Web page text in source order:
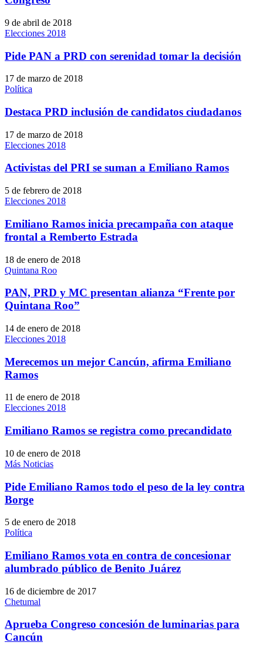
9 de abril de 2018
Elecciones 2018
Pide PAN a PRD con serenidad tomar la decisión
17 de marzo de 2018
Política
Destaca PRD inclusión de candidatos ciudadanos
17 de marzo de 2018
Elecciones 2018
Activistas del PRI se suman a Emiliano Ramos
5 de febrero de 2018
Elecciones 2018
Emiliano Ramos inicia precampaña con ataque
frontal a Remberto Estrada
18 de enero de 2018
Quintana Roo
PAN, PRD y MC presentan alianza “Frente por
Quintana Roo”
14 de enero de 2018
Elecciones 2018
Merecemos un mejor Cancún, afirma Emiliano
Ramos
11 de enero de 2018
Elecciones 2018
Emiliano Ramos se registra como precandidato
10 de enero de 2018
Más Noticias
Pide Emiliano Ramos todo el peso de la ley contra
Borge
5 de enero de 2018
Política
Emiliano Ramos vota en contra de concesionar
alumbrado público de Benito Juárez
16 de diciembre de 2017
Chetumal
Aprueba Congreso concesión de luminarias para
Cancún